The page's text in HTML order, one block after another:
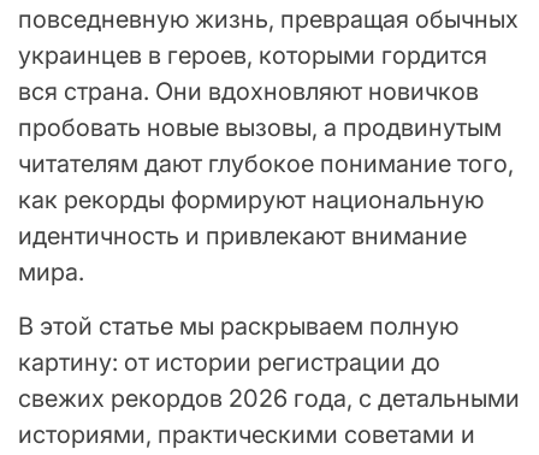
повседневную жизнь, превращая обычных
украинцев в героев, которыми гордится
вся страна. Они вдохновляют новичков
пробовать новые вызовы, а продвинутым
читателям дают глубокое понимание того,
как рекорды формируют национальную
идентичность и привлекают внимание
мира.
В этой статье мы раскрываем полную
картину: от истории регистрации до
свежих рекордов 2026 года, с детальными
историями, практическими советами и